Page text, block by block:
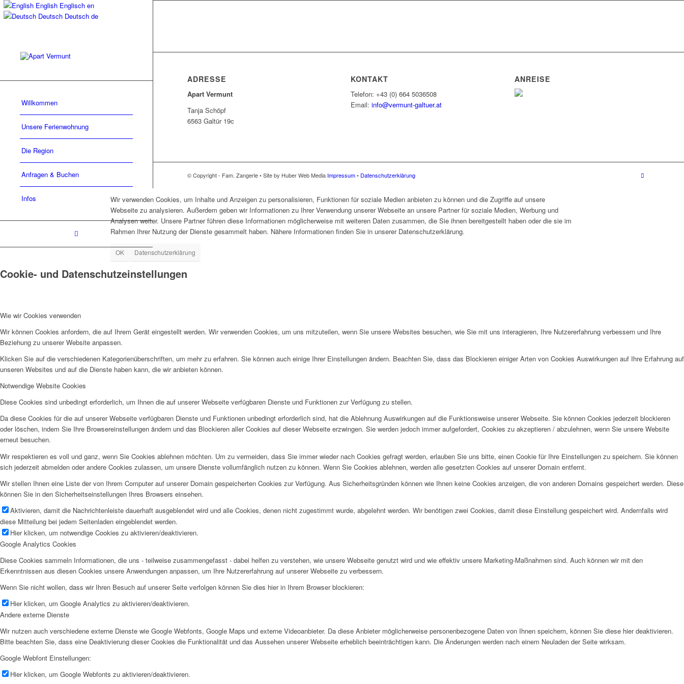
English Englisch en
Deutsch Deutsch de
Willkommen
Unsere Ferienwohnung
Die Region
Anfragen & Buchen
Infos
ADRESSE
Apart Vermunt
Tanja Schöpf
6563 Galtür 19c
KONTAKT
Telefon: +43 (0) 664 5036508
Email:info@vermunt-galtuer.at
ANREISE
© Copyright - Fam. Zangerle • Site by Huber Web Media Impressum• Datenschutzerklärung
Wir verwenden Cookies, um Inhalte und Anzeigen zu personalisieren, Funktionen für soziale Medien anbieten zu können und die Zugriffe auf unsere
Webseite zu analysieren. Außerdem geben wir Informationen zu Ihrer Verwendung unserer Webseite an unsere Partner für soziale Medien, Werbung und
Analysen weiter. Unsere Partner führen diese Informationen möglicherweise mit weiteren Daten zusammen, die Sie ihnen bereitgestellt haben oder die sie im
Rahmen Ihrer Nutzung der Dienste gesammelt haben. Nähere Informationen finden Sie in unserer Datenschutzerklärung.
OK Datenschutzerklärung
Cookie- und Datenschutzeinstellungen
Wie wir Cookies verwenden
Wir können Cookies anfordern, die auf Ihrem Gerät eingestellt werden. Wir verwenden Cookies, um uns mitzuteilen, wenn Sie unsere Websites besuchen, wie Sie mit uns interagieren, Ihre Nutzererfahrung verbessern und Ihre
Beziehung zu unserer Website anpassen.
Klicken Sie auf die verschiedenen Kategorienüberschriften, um mehr zu erfahren. Sie können auch einige Ihrer Einstellungen ändern. Beachten Sie, dass das Blockieren einiger Arten von Cookies Auswirkungen auf Ihre Erfahrung auf
unseren Websites und auf die Dienste haben kann, die wir anbieten können.
Notwendige Website Cookies
Diese Cookies sind unbedingt erforderlich, um Ihnen die auf unserer Webseite verfügbaren Dienste und Funktionen zur Verfügung zu stellen.
Da diese Cookies für die auf unserer Webseite verfügbaren Dienste und Funktionen unbedingt erforderlich sind, hat die Ablehnung Auswirkungen auf die Funktionsweise unserer Webseite. Sie können Cookies jederzeit blockieren
oder löschen, indem Sie Ihre Browsereinstellungen ändern und das Blockieren aller Cookies auf dieser Webseite erzwingen. Sie werden jedoch immer aufgefordert, Cookies zu akzeptieren / abzulehnen, wenn Sie unsere Website
erneut besuchen.
Wir respektieren es voll und ganz, wenn Sie Cookies ablehnen möchten. Um zu vermeiden, dass Sie immer wieder nach Cookies gefragt werden, erlauben Sie uns bitte, einen Cookie für Ihre Einstellungen zu speichern. Sie können
sich jederzeit abmelden oder andere Cookies zulassen, um unsere Dienste vollumfänglich nutzen zu können. Wenn Sie Cookies ablehnen, werden alle gesetzten Cookies auf unserer Domain entfernt.
Wir stellen Ihnen eine Liste der von Ihrem Computer auf unserer Domain gespeicherten Cookies zur Verfügung. Aus Sicherheitsgründen können wie Ihnen keine Cookies anzeigen, die von anderen Domains gespeichert werden. Diese
können Sie in den Sicherheitseinstellungen Ihres Browsers einsehen.
Aktivieren, damit die Nachrichtenleiste dauerhaft ausgeblendet wird und alle Cookies, denen nicht zugestimmt wurde, abgelehnt werden. Wir benötigen zwei Cookies, damit diese Einstellung gespeichert wird. Andernfalls wird
diese Mitteilung bei jedem Seitenladen eingeblendet werden.
Hier klicken, um notwendige Cookies zu aktivieren/deaktivieren.
Google Analytics Cookies
Diese Cookies sammeln Informationen, die uns - teilweise zusammengefasst - dabei helfen zu verstehen, wie unsere Webseite genutzt wird und wie effektiv unsere Marketing-Maßnahmen sind. Auch können wir mit den
Erkenntnissen aus diesen Cookies unsere Anwendungen anpassen, um Ihre Nutzererfahrung auf unserer Webseite zu verbessern.
Wenn Sie nicht wollen, dass wir Ihren Besuch auf unserer Seite verfolgen können Sie dies hier in Ihrem Browser blockieren:
Hier klicken, um Google Analytics zu aktivieren/deaktivieren.
Andere externe Dienste
Wir nutzen auch verschiedene externe Dienste wie Google Webfonts, Google Maps und externe Videoanbieter. Da diese Anbieter möglicherweise personenbezogene Daten von Ihnen speichern, können Sie diese hier deaktivieren.
Bitte beachten Sie, dass eine Deaktivierung dieser Cookies die Funktionalität und das Aussehen unserer Webseite erheblich beeinträchtigen kann. Die Änderungen werden nach einem Neuladen der Seite wirksam.
Google Webfont Einstellungen:
Hier klicken, um Google Webfonts zu aktivieren/deaktivieren.